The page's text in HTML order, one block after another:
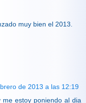
muy bien el 2013.
de 2013 a las 12:19
estoy poniendo al dia